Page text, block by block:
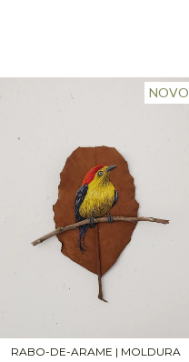
NOVO
RABO-DE-ARAME | MOLDURA